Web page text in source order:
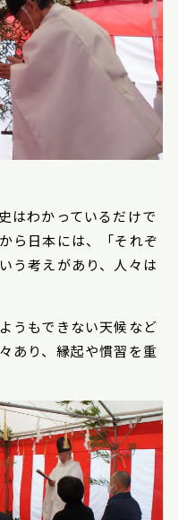
はわかっているだけで
ら日本には、「それぞ
う考えがあり、人々は
うもできない天候など
あり、縁起や慣習を重